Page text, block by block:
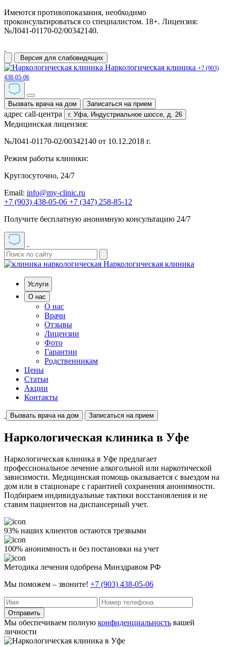
Имеются противопоказания, необходимо
проконсультироваться со специалистом. 18+. Лицензия:
№Л041-01170-02/00342140.
Версия для слабовидящих
Наркологическая клиника +7 (903)
438-05-06
Вызвать врача на дом Записаться на прием
адрес call-центра г. Уфа, Индустриальное шоссе, д. 26
Медицинская лицензия:
№Л041-01170-02/00342140 от 10.12.2018 г.
Режим работы клиники:
Круглосуточно, 24/7
Email: info@my-clinic.ru
+7 (903) 438-05-06 +7 (347) 258-85-12
Получите бесплатную анонимную консультацию 24/7
Наркологическая клиника
Услуги
О нас
О нас
Врачи
Отзывы
Лицензии
Фото
Гарантии
Родственникам
Цены
Статьи
Акции
Контакты
Вызвать врача на дом Записаться на прием
Наркологическая клиника в Уфе
Наркологическая клиника в Уфе предлагает
профессиональное лечение алкогольной или наркотической
зависимости. Медицинская помощь оказывается с выездом на
дом или в стационаре с гарантией сохранения анонимности.
Подбираем индивидуальные тактики восстановления и не
ставим пациентов на диспансерный учет.
93% наших клиентов остаются трезвыми
100% анонимность и без постановки на учет
Методика лечения одобрена Минздравом РФ
Мы поможем – звоните! +7 (903) 438-05-06
Отправить
Мы обеспечиваем полную конфиденциальность вашей
личности